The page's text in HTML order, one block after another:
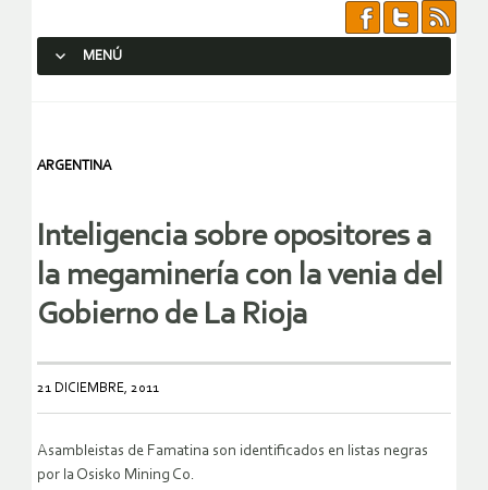
MENÚ
ARGENTINA
Inteligencia sobre opositores a
la megaminería con la venia del
Gobierno de La Rioja
21 DICIEMBRE, 2011
Asambleistas de Famatina son identificados en listas negras
por la Osisko Mining Co.